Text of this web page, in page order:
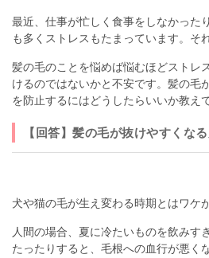
最近、仕事が忙しく食事をしなかった
も多くストレスもたまっています。そ
髪の毛のことを悩めば悩むほどストレ
けるのではないかと不安です。髪の毛
を防止するにはどうしたらいいか教え
【回答】髪の毛が抜けやすくな
犬や猫の毛が生え変わる時期とはワケ
人間の場合、夏に冷たいものを飲みす
たったりすると、毛根への血行が悪く